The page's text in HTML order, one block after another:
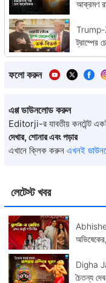
লেটেস্ট খবর
Digha
চৈতন্য
আক্রমণ
Trump-
ট্রাম্পের
ফলো করুন
এপ্প ডাউনলোড করুন
Editorji-র যাবতীয় কনটেন্ট
দেখার, শোনার এবং পড়ার
এখানে ক্লিক করুন এখনই